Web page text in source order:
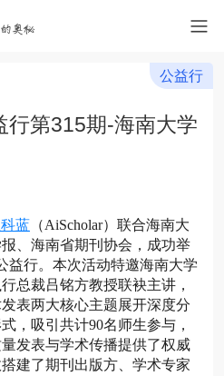
行第315期-海南大学
公益行
蓝（AiScholar）联合海南大
、海南省期刊协会，成功举
益行。本次活动特邀海南大学
总裁吕铭方教授联袂主讲，
表两大核心主题展开深度分
，吸引共计90名师生参与，
发表与学术传播提供了权威
建了期刊出版方、学术专家